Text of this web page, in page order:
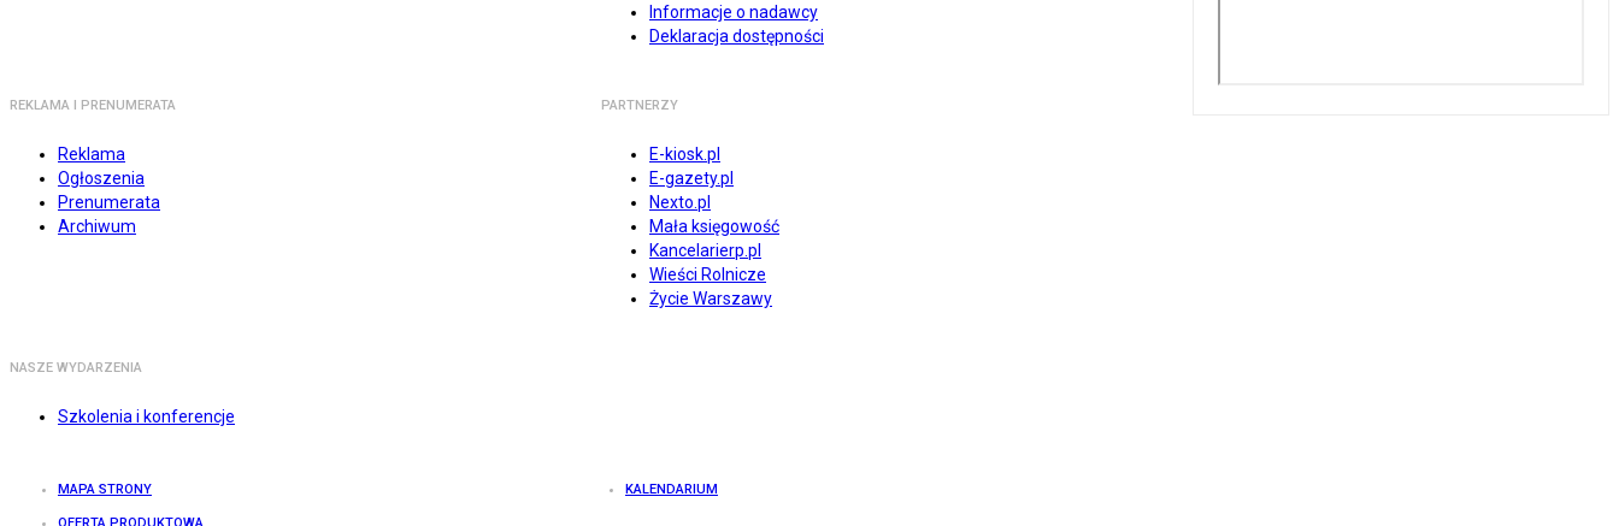
Informacje o nadawcy
Deklaracja dostępności
REKLAMA I PRENUMERATA
Reklama
Ogłoszenia
Prenumerata
Archiwum
PARTNERZY
E-kiosk.pl
E-gazety.pl
Nexto.pl
Mała księgowość
Kancelarierp.pl
Wieści Rolnicze
Życie Warszawy
NASZE WYDARZENIA
Szkolenia i konferencje
MAPA STRONY KALENDARIUM